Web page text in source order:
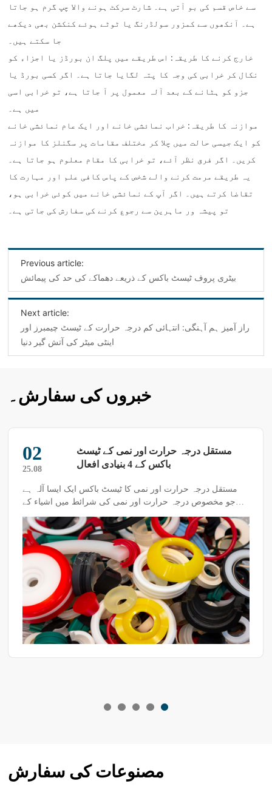
سے خاص قسم کی بو آتی ہے۔ شارٹ سرکٹ ہونے والا چپ گرم ہو جاتا
ہے۔ آنکھوں سے کمزور سولڈرنگ یا ٹوٹے ہوئے کنکشن بھی دیکھے
جا سکتے ہیں۔
‌خارج کرنے کا طریقہ‌: اس طریقے میں پلگ ان بورڈز یا اجزاء کو
نکال کر خرابی کی وجہ کا پتہ لگایا جاتا ہے۔ اگر کسی بورڈ یا
جزو کو ہٹانے کے بعد آلہ معمول پر آ جاتا ہے، تو خرابی اسی
میں ہے۔
‌موازنہ کا طریقہ‌: خراب نمائشی خانے اور ایک عام نمائشی خانے
کو ایک جیسی حالت میں چلا کر مختلف مقامات پر سگنلز کا موازنہ
کریں۔ اگر فرق نظر آئے، تو خرابی کا مقام معلوم ہو جاتا ہے۔
یہ طریقے مرمت کرنے والے شخص کے پاس کافی علم اور مہارت کا
تقاضا کرتے ہیں۔ اگر آپ کے نمائشی خانے میں کوئی خرابی ہو،
تو پیشہ ور ماہرین سے رجوع کرنے کی سفارش کی جاتی ہے۔
Previous article:
بیٹری پروف ٹیسٹ باکس کے ذریعے دھماکے کی حد کی پیمائش
Next article:
راز آمیز ہم آہنگی: انتہائی کم درجہ حرارت کے ٹیسٹ چیمبرز اور
اینٹی میٹر کی آتش گیر دنیا
خبروں کی سفارش۔
02
25.08
مستقل درجہ حرارت اور نمی کے ٹیسٹ
باکس کے 4 بنیادی افعال
مستقل درجہ حرارت اور نمی کا ٹیسٹ باکس ایک ایسا آلہ ہے
جو مخصوص درجہ حرارت اور نمی کی شرائط میں اشیاء کے
ذیل 4 بنیادی افعال کی ضرورت ہوتی ہے: گرم کرنا (حرارت)،
ٹھنڈا کرنا، نمی بڑھانا اور نمی کم کرنا۔
مصنوعات کی سفارش